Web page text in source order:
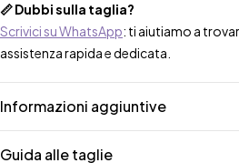
📏 Dubbi sulla taglia?
Scrivici su WhatsApp: ti aiutiamo a
assistenza rapida e dedicata.
Informazioni aggiuntive
Guida alle taglie